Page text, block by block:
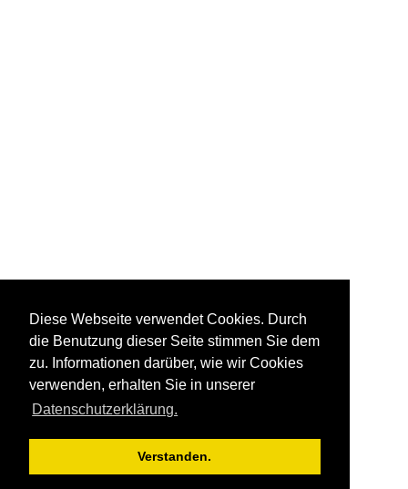
Diese Webseite verwendet Cookies. Durch
die Benutzung dieser Seite stimmen Sie dem
zu. Informationen darüber, wie wir Cookies
verwenden, erhalten Sie in unserer
Datenschutzerklärung.
Verstanden.